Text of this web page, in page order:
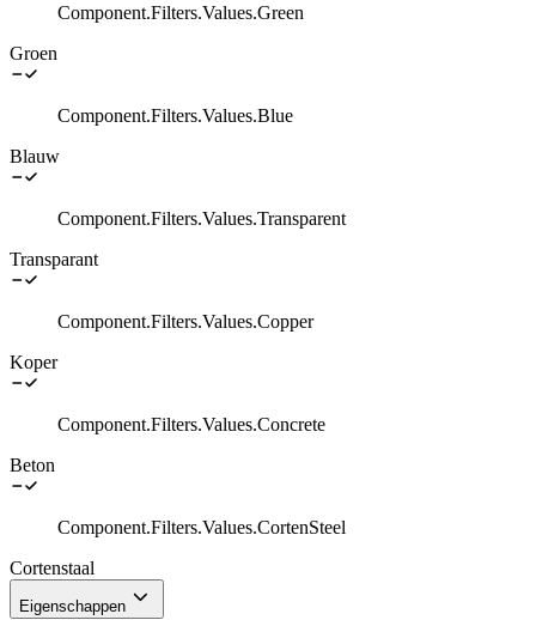
Component.Filters.Values.Green
Groen
Component.Filters.Values.Blue
Blauw
Component.Filters.Values.Transparent
Transparant
Component.Filters.Values.Copper
Koper
Component.Filters.Values.Concrete
Beton
Component.Filters.Values.CortenSteel
Cortenstaal
Eigenschappen